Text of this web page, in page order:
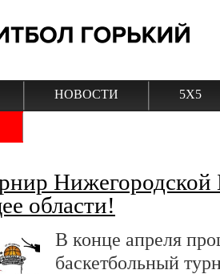
НОВОСТИ 5Х5
Нижегородской
области!
В конце апреля
баскетбольный